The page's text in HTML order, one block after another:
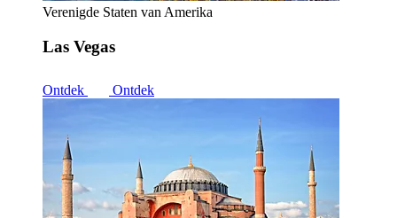
Verenigde Staten van Amerika
Las Vegas
Ontdek Ontdek